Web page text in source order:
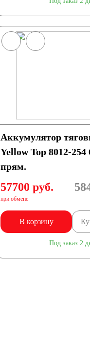
Аккумулятор
Yellow Top 8012-
прям.
57700 руб.
при обмене
В корзину
Под заказ 2